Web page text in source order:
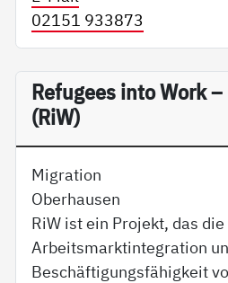
02151 933873
Re­fu­gees in­to Work
(RiW)
Migration
Oberhausen
RiW ist ein Projekt, das die
Arbeitsmarktintegration
Beschäftigungsfähigkeit